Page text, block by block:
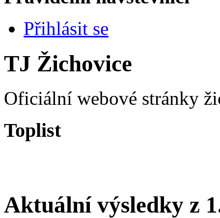
Přihlásit se
TJ Žichovice
Oficiální webové stránky
Toplist
Aktuální výsledky z